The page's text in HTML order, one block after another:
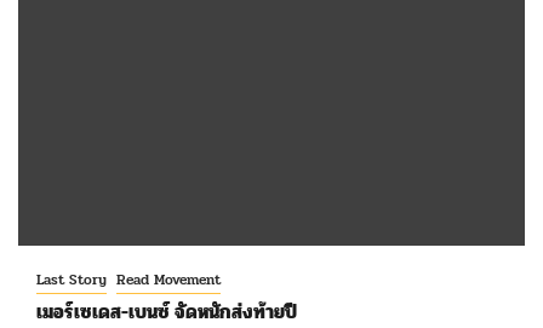
Last Story Read Movement
เมอร์เซเดส-เบนซ์ จัดหนักส่งท้ายปี